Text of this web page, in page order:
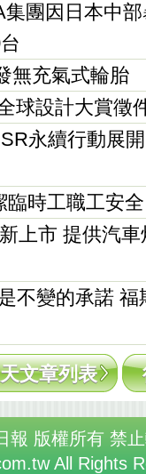
團因日本中
無充氣式輪胎
球設計大賞徵
永續行動展
臨時工職工安全
上市 提供汽
不變的承諾
文章列表
報 版權所有 禁
All Rights